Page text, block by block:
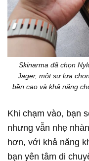
Skinarma đã chọn
Jager, một sự lựa
bền cao và khả năng
Khi chạm vào, bạn
nhưng vẫn nhẹ
hơn, với khả năng
bạn yên tâm di